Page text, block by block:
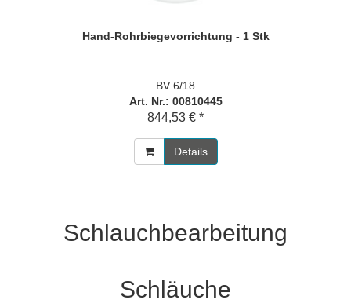
Hand-Rohrbiegevorrichtung - 1 Stk
BV 6/18
Art. Nr.: 00810445
844,53 € *
Details
Schlauchbearbeitung
Schläuche